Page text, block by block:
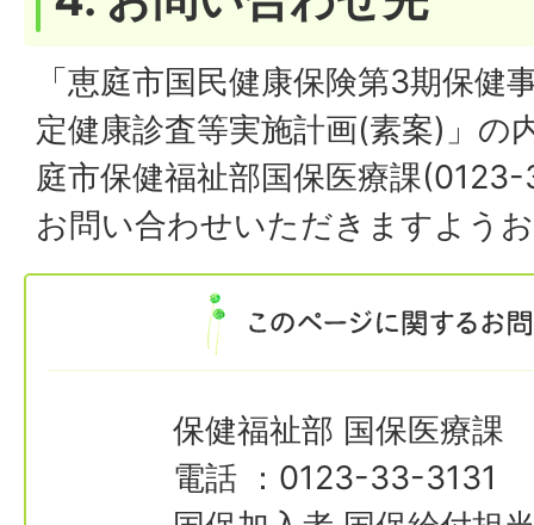
「恵庭市国民健康保険第3期保健
定健康診査等実施計画(素案)」の
庭市保健福祉部国保医療課
お問い合わせいただきますよう
保健福祉部 国保医療課
電話 ：0123-33-3131